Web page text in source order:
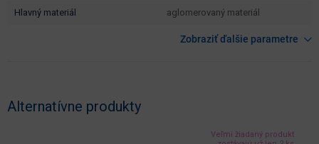
hlavný materiál aglomerovaný materiál
Zobraziť ďalšie parametre
Alternatívne produkty
Veľmi žiadaný produkt